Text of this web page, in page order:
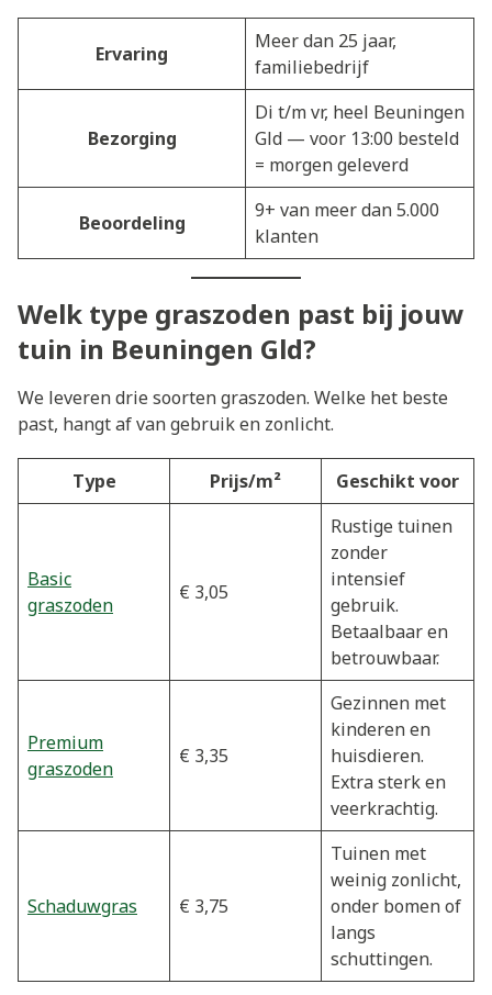
Ervaring
Meer dan 25 jaar,
familiebedrijf
Bezorging
Di t/m vr, heel Beuningen
Gld — voor 13:00 besteld
= morgen geleverd
Beoordeling
9+ van meer dan 5.000
klanten
Welk type graszoden past bij jouw
tuin in Beuningen Gld?
We leveren drie soorten graszoden. Welke het beste
past, hangt af van gebruik en zonlicht.
Type Prijs/m² Geschikt voor
Basic
graszoden
€ 3,05
Rustige tuinen
zonder
intensief
gebruik.
Betaalbaar en
betrouwbaar.
Premium
graszoden
€ 3,35
Gezinnen met
kinderen en
huisdieren.
Extra sterk en
veerkrachtig.
Schaduwgras € 3,75
Tuinen met
weinig zonlicht,
onder bomen of
langs
schuttingen.